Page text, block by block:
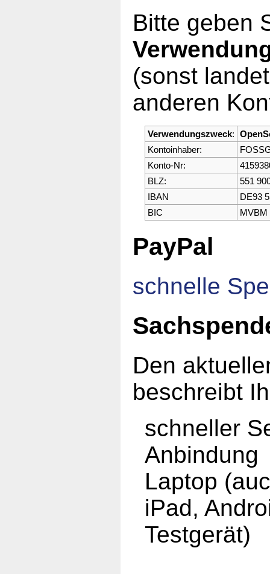
Bitte geben
(sonst
anderen
Verwendungszweck:
Kontoinhaber:
Konto-Nr:
BLZ:
551
IBAN
DE93
BIC
MVBM
PayPal
schnelle
Den
beschreibt
schneller
Anbindung
Laptop
iPad,
Testgerät)